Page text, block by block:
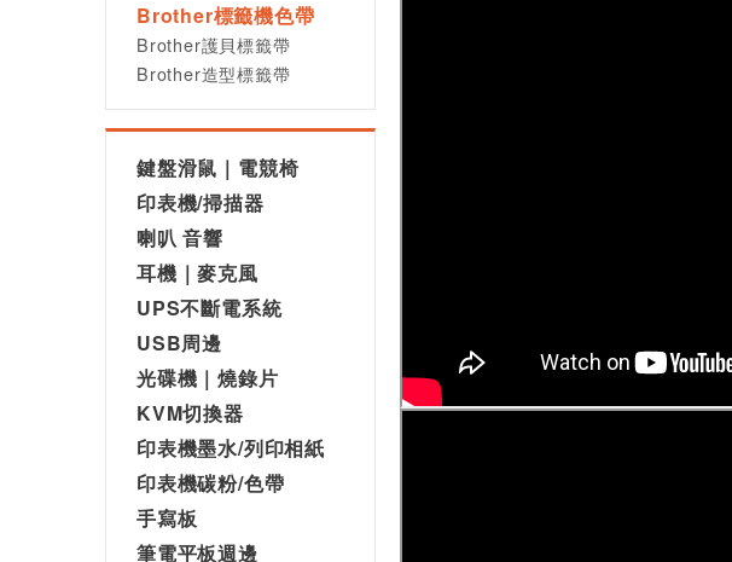
Brother標籤機色帶
Brother護貝標籤帶
Brother造型標籤帶
鍵盤滑鼠｜電競椅
印表機/掃描器
喇叭 音響
耳機｜麥克風
UPS不斷電系統
USB周邊
光碟機｜燒錄片
KVM切換器
印表機墨水/列印相紙
印表機碳粉/色帶
手寫板
筆電平板週邊